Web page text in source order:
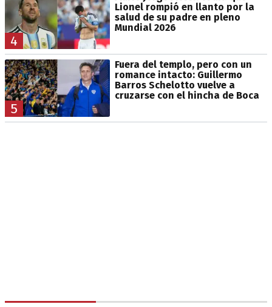
4
Lionel rompió en llanto por la
salud de su padre en pleno
Mundial 2026
5
Fuera del templo, pero con un
romance intacto: Guillermo
Barros Schelotto vuelve a
cruzarse con el hincha de Boca